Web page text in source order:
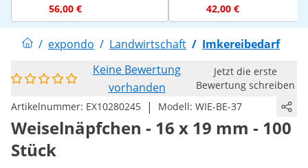
56,00 € 42,00 €
/ expondo / Landwirtschaft / Imkereibedarf
Keine Bewertung
vorhanden
Jetzt die erste
Bewertung schreiben
Artikelnummer: EX10280245 | Modell: WIE-BE-37
Weiselnäpfchen - 16 x 19 mm - 100
Stück